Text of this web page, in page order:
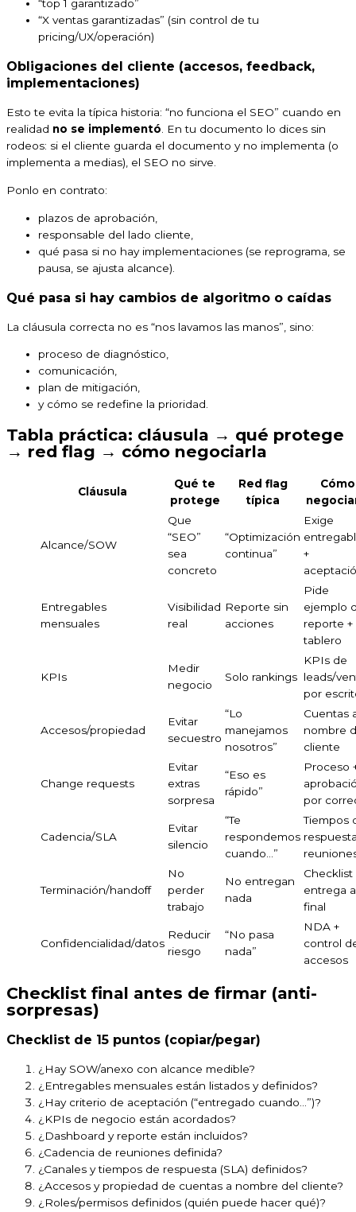
“top 1 garantizado”
“X ventas garantizadas” (sin control de tu
pricing/UX/operación)
Obligaciones del cliente (accesos, feedback,
implementaciones)
Esto te evita la típica historia: “no funciona el SEO” cuando en
realidad no se implementó. En tu documento lo dices sin
rodeos: si el cliente guarda el documento y no implementa (o
implementa a medias), el SEO no sirve.
Ponlo en contrato:
plazos de aprobación,
responsable del lado cliente,
qué pasa si no hay implementaciones (se reprograma, se
pausa, se ajusta alcance).
Qué pasa si hay cambios de algoritmo o caídas
La cláusula correcta no es “nos lavamos las manos”, sino:
proceso de diagnóstico,
comunicación,
plan de mitigación,
y cómo se redefine la prioridad.
Tabla práctica: cláusula → qué protege
→ red flag → cómo negociarla
Cláusula
Qué te
protege
Red flag
típica
Cómo
Alcance/SOW
Que
“SEO”
sea
concreto
“Optimización
continua”
Exige
+
Entregables
mensuales
Visibilidad
real
Reporte sin
acciones
Pide
ejemplo
reporte +
tablero
KPIs
Medir
negocio
Solo rankings
KPIs de
leads/
por
Accesos/propiedad
Evitar
secuestro
“Lo
manejamos
nosotros”
Cuentas
nombre
cliente
Change requests
Evitar
extras
sorpresa
“Eso es
rápido”
Proceso
por
Cadencia/SLA
Evitar
silencio
“Te
respondemos
cuando…”
Tiempos
Terminación/handoff
No
perder
trabajo
No entregan
nada
Checklist
entrega
final
Confidencialidad/datos
Reducir
riesgo
“No pasa
nada”
NDA +
control
accesos
Checklist final antes de firmar (anti-
sorpresas)
Checklist de 15 puntos (copiar/pegar)
¿Hay SOW/anexo con alcance medible?
¿Entregables mensuales están listados y definidos?
¿Hay criterio de aceptación (“entregado cuando…”)?
¿KPIs de negocio están acordados?
¿Dashboard y reporte están incluidos?
¿Cadencia de reuniones definida?
¿Canales y tiempos de respuesta (SLA) definidos?
¿Accesos y propiedad de cuentas a nombre del cliente?
¿Roles/permisos definidos (quién puede hacer qué)?